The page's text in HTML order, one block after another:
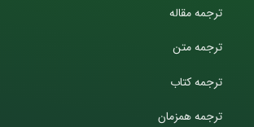
ترجمه مقاله
ترجمه متن
ترجمه کتاب
ترجمه همزمان